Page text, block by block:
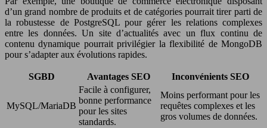
d’un grand nombre de produits et de catégories pourrait tirer parti de
la robustesse de PostgreSQL pour gérer les relations complexes
entre les données. Un site d’actualités avec un flux continu de
contenu dynamique pourrait privilégier la flexibilité de MongoDB
pour s’adapter aux évolutions rapides.
SGBD Avantages SEO Inconvénients SEO
MySQL/MariaDB
Facile à configurer,
bonne performance
pour les sites
standards.
Moins performant pour les
requêtes complexes et les
gros volumes de données.